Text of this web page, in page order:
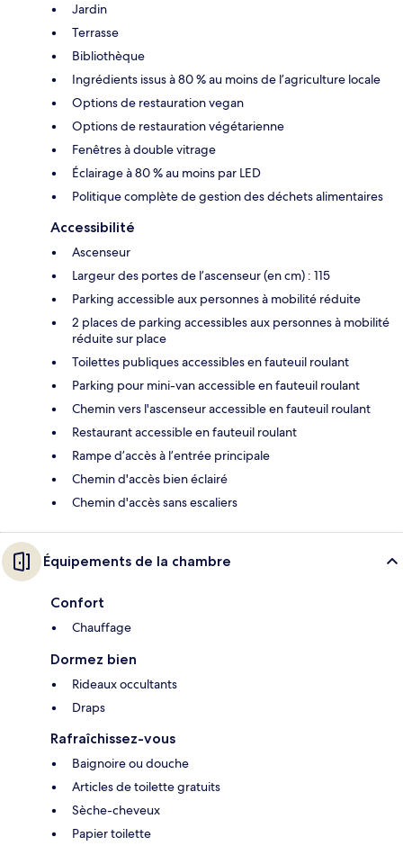
Jardin
Terrasse
Bibliothèque
Ingrédients issus à 80 % au moins de l’agriculture locale
Options de restauration vegan
Options de restauration végétarienne
Fenêtres à double vitrage
Éclairage à 80 % au moins par LED
Politique complète de gestion des déchets alimentaires
Accessibilité
Ascenseur
Largeur des portes de l’ascenseur (en cm) : 115
Parking accessible aux personnes à mobilité réduite
2 places de parking accessibles aux personnes à mobilité
réduite sur place
Toilettes publiques accessibles en fauteuil roulant
Parking pour mini-van accessible en fauteuil roulant
Chemin vers l'ascenseur accessible en fauteuil roulant
Restaurant accessible en fauteuil roulant
Rampe d’accès à l’entrée principale
Chemin d'accès bien éclairé
Chemin d'accès sans escaliers
Équipements de la chambre
Confort
Chauffage
Dormez bien
Rideaux occultants
Draps
Rafraîchissez-vous
Baignoire ou douche
Articles de toilette gratuits
Sèche-cheveux
Papier toilette